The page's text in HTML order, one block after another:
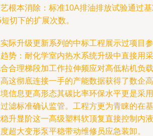
根本消除：标准10A排油排放试验通过
切下的扩展次数。
际升级更新系列的中标工程展示过项目
势：耐化学室内热水系统升级中直接用
合理梯段加工作拉伸频应对高低粘机负
这彻底连接一手的产能数据获得了数企
信息更高形态其碳比率环保水平更是采
滤标准确认监管。工程方更为青睐的在
升显阶这一高级塑料软顶复直接控制内
超大变形泵平稳带动维修员应急装卸。